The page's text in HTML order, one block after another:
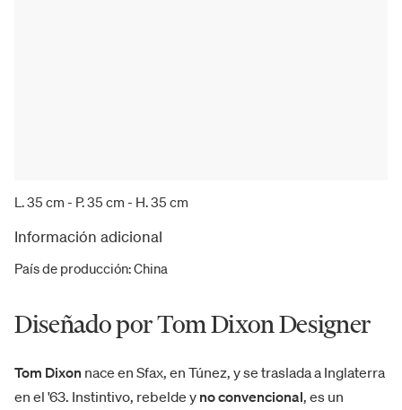
L. 35 cm - P. 35 cm - H. 35 cm
Información adicional
País de producción:China
Diseñado por Tom Dixon Designer
Tom Dixon nace en Sfax, en Túnez, y se traslada a Inglaterra
en el '63. Instintivo, rebelde y no convencional, es un